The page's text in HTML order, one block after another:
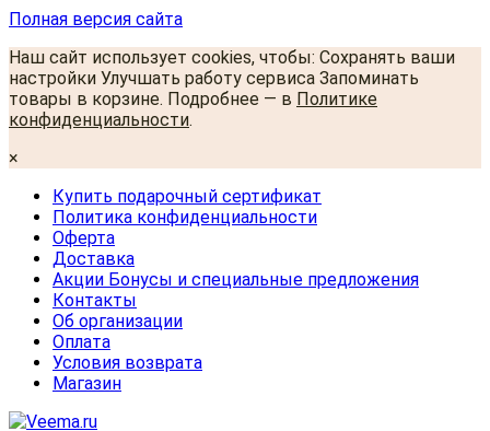
Полная версия сайта
Наш сайт использует cookies, чтобы: Сохранять ваши
настройки Улучшать работу сервиса Запоминать
товары в корзине. Подробнее — в Политике
конфиденциальности.
×
Купить подарочный сертификат
Политика конфиденциальности
Оферта
Доставка
Акции Бонусы и специальные предложения
Контакты
Об организации
Оплата
Условия возврата
Магазин